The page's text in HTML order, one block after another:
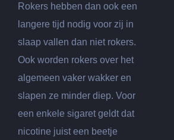
Rokers hebben dan ook een
langere tijd nodig voor zij in
slaap vallen dan niet rokers.
Ook worden rokers over het
algemeen vaker wakker en
slapen ze minder diep. Voor
een enkele sigaret geldt dat
nicotine juist een beetje